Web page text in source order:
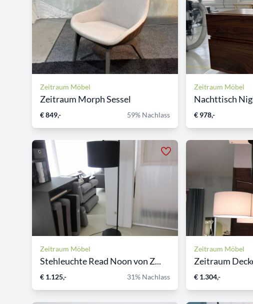
Zeitraum Möbel
Zeitraum Morph Sessel
€ 849,- 59% Nachlass
Zeitraum Möbel
Nachttisch
€ 978,-
Zeitraum Möbel
Stehleuchte Read Noon von Z...
€ 1.125,- 31% Nachlass
Zeitraum Möbel
€ 1.304,-